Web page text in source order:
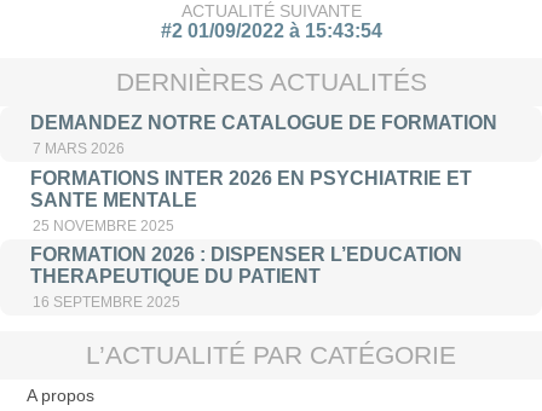
ACTUALITÉ SUIVANTE
#2 01/09/2022 à 15:43:54
DERNIÈRES ACTUALITÉS
DEMANDEZ NOTRE CATALOGUE DE FORMATION
7 MARS 2026
FORMATIONS INTER 2026 EN PSYCHIATRIE ET
SANTE MENTALE
25 NOVEMBRE 2025
FORMATION 2026 : DISPENSER L’EDUCATION
THERAPEUTIQUE DU PATIENT
16 SEPTEMBRE 2025
L’ACTUALITÉ PAR CATÉGORIE
A propos